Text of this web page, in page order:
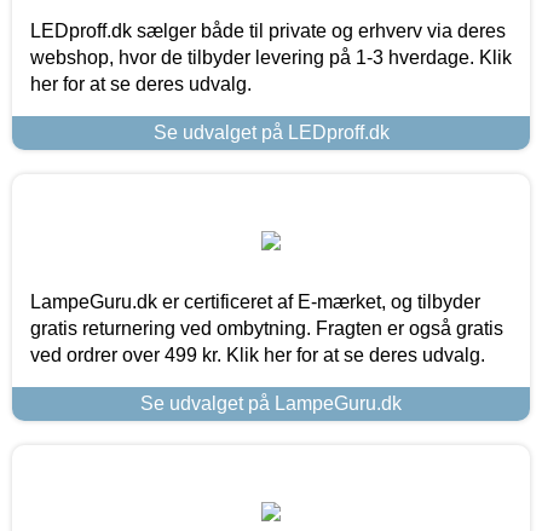
LEDproff.dk sælger både til private og erhverv via deres
webshop, hvor de tilbyder levering på 1-3 hverdage. Klik
her for at se deres udvalg.
Se udvalget på LEDproff.dk
LampeGuru.dk er certificeret af E-mærket, og tilbyder
gratis returnering ved ombytning. Fragten er også gratis
ved ordrer over 499 kr. Klik her for at se deres udvalg.
Se udvalget på LampeGuru.dk